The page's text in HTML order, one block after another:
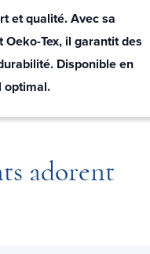
et qualité. Avec sa
Tex, il garantit des
Disponible en
optimal.
adorent